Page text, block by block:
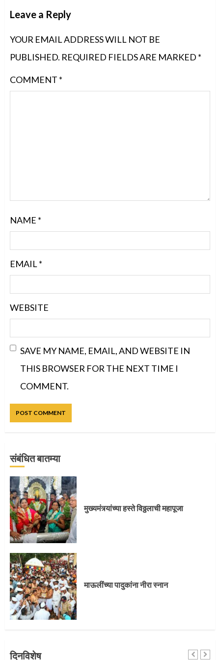
Leave a Reply
YOUR EMAIL ADDRESS WILL NOT BE
PUBLISHED. REQUIRED FIELDS ARE MARKED *
COMMENT *
NAME *
EMAIL*
WEBSITE
SAVE MY NAME, EMAIL, AND WEBSITE IN
THIS BROWSER FOR THE NEXT TIME I
COMMENT.
संबंधित बातम्या
मुख्यमंत्र्यांच्या हस्ते विठ्ठलाची महापूजा
माऊलींच्या पादुकांना नीरा स्नान
दिनविशेष
3